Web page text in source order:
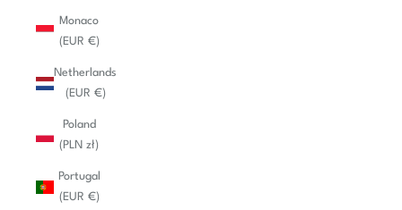
Monaco
(EUR €)
Netherlands
(EUR €)
Poland
(PLN zł)
Portugal
(EUR €)